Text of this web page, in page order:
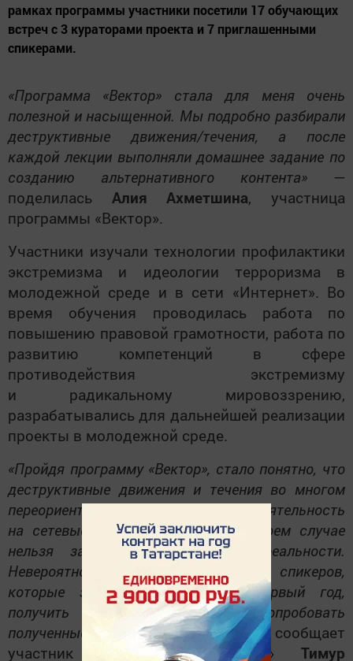
рамках программы участники посетили 17 обучающих
встреч с 3 кураторами проекта и 7 приглашенными
спикерами.
«Программа «Вектор» стала для меня очень
полезной и насыщенной. Мы подробно разбирали
деструктивные движения/течения, а после
каждой лекции выполняли домашнее задание по
созданию альтернативного контента» —
поделилась Алия Ахметшина, участница
программы «Вектор».
Участники изучали технологии профилактики
экстремизма и идеологии терроризма в
молодежной среде и в сети «Интернет». Во
время обучения проводилась работа по
повышению правовой грамотности, работа по
развитию компетенций в сфере
противодействия экстремизму
и радикальному мировоззрению,
разрабатывались для дальнейшей реализации
проекты в молодежной среде.
«Пройдя программу «Вектор», стало понятно, что
деструктивные движения и течения во многом
переориентировали свою деятельность
на сетевые сообщества. Но ни в коем случае
нельзя забыть про работу в реальности.
Невероятно интересно было слушать спикеров,
которые занимаются этим не первый год,
получить важные советы и уже опробовать
полученные навыки на практике»
— сообщает
участник программы «Вектор» Тимур